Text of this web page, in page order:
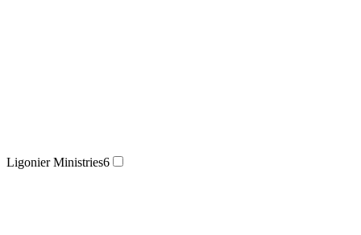
Ligonier Ministries6